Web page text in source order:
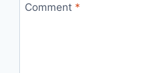
Comment *